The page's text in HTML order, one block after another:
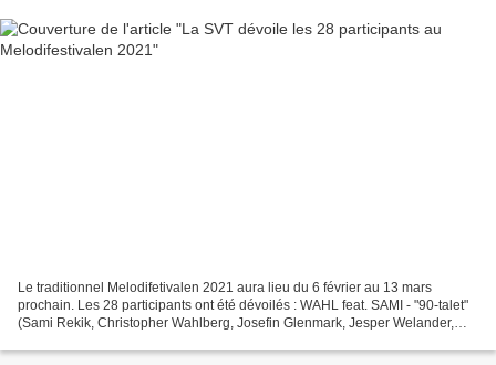
Le traditionnel Melodifetivalen 2021 aura lieu du 6 février au 13 mars
prochain. Les 28 participants ont été dévoilés : WAHL feat. SAMI - "90-talet"
(Sami Rekik, Christopher Wahlberg, Josefin Glenmark, Jesper Welander,